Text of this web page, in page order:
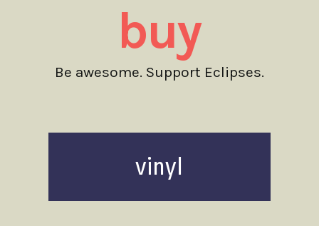
buy
Be awesome. Support Eclipses.
vinyl